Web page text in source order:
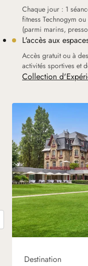
Chaque jour : 1
fitness Technogym
(parmi marins,
L'accès aux
Accès gratuit ou à
activités sportives et
Collection
Destination